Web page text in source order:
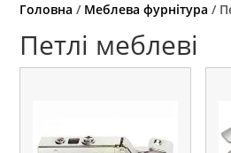
Головна / Меблева фурнітура /
Петлі меблеві